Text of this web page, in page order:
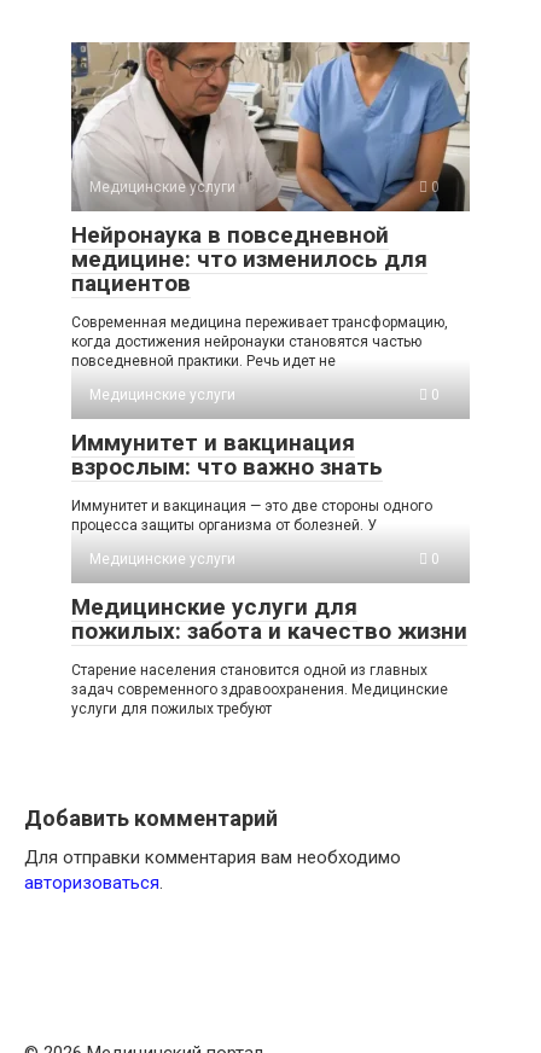
Медицинские услуги 0
Нейронаука в повседневной
медицине: что изменилось для
пациентов
Современная медицина переживает трансформацию,
когда достижения нейронауки становятся частью
повседневной практики. Речь идет не
Медицинские услуги
0
Иммунитет и вакцинация
взрослым: что важно знать
Иммунитет и вакцинация — это две стороны одного
процесса защиты организма от болезней. У
Медицинские услуги
0
Медицинские услуги для
пожилых: забота и качество жизни
Старение населения становится одной из главных
задач современного здравоохранения. Медицинские
услуги для пожилых требуют
Добавить комментарий
Для отправки комментария вам необходимо
авторизоваться.